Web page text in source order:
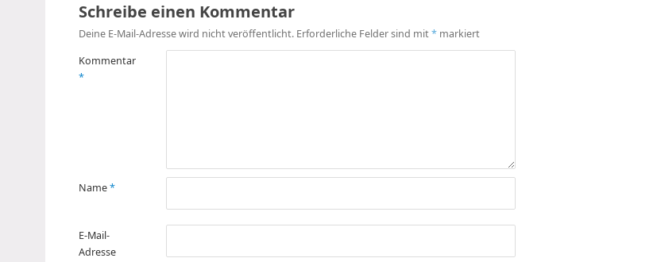
Schreibe einen Kommentar
Deine E-Mail-Adresse wird nicht veröffentlicht. Erforderliche Felder sind mit* markiert
Kommentar
*
Name*
E-Mail-
Adresse